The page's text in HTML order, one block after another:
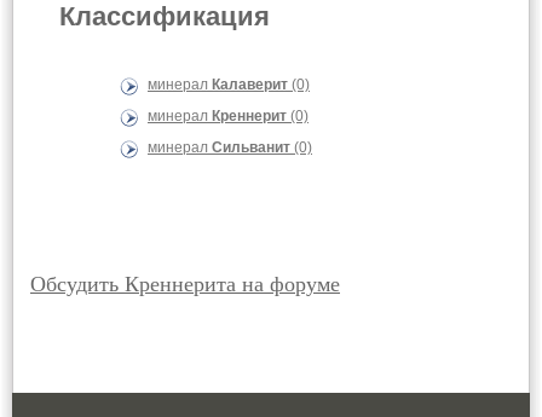
Классификация
минерал Калаверит (0)
минерал Креннерит (0)
минерал Сильванит (0)
Обсудить Креннерита на форуме